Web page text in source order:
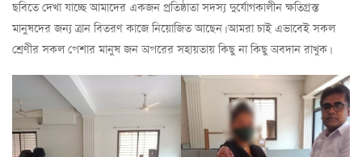
ছবিতে দেখা যাচ্ছে আমাদের একজন প্রতিষ্ঠাতা সদস্য দুর্যোগকালীন ক্ষতিগ্রস্ত
মানুষদের জন্য ত্রান বিতরণ কাজে নিয়োজিত আছেন। আমরা চাই এভাবেই সকল
শ্রেণীর সকল পেশার মানুষ জন অপরের সহায়তায় কিছু না কিছু অবদান রাখুক।